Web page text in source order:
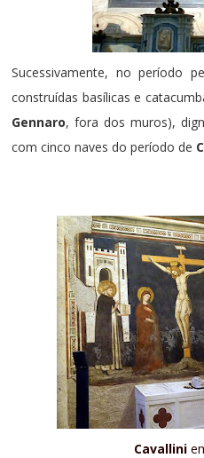
Sucessivamente, no período
construídas basílicas e
Gennaro, fora dos muros),
com cinco naves do período de
Cavallini